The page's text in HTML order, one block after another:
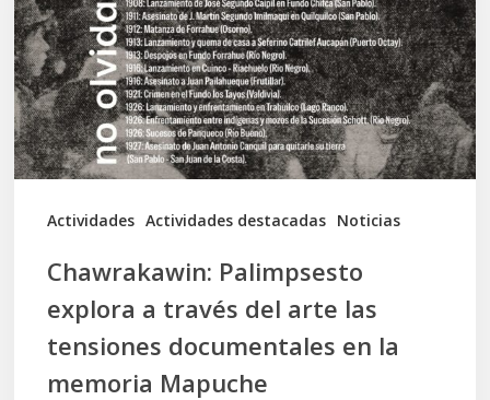
Actividades Actividades destacadas Noticias
través
del
arte
las
tensiones
documentales
memoria
Mapuche
Chawrakawin: Palimpsesto
explora a través del arte las
tensiones documentales en la
memoria Mapuche